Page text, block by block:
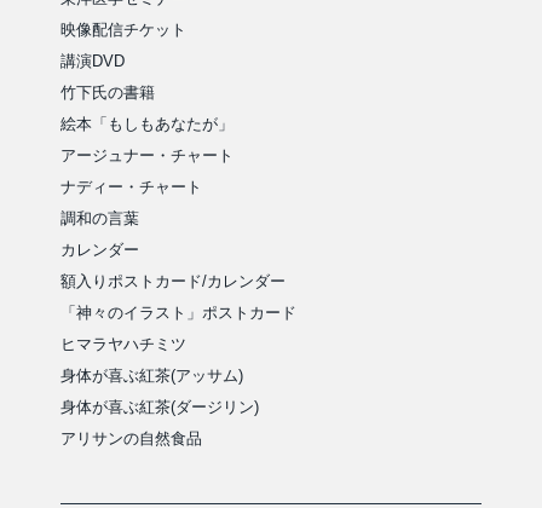
映像配信チケット
講演DVD
竹下氏の書籍
絵本「もしもあなたが」
アージュナー・チャート
ナディー・チャート
調和の言葉
カレンダー
額入りポストカード/カレンダー
「神々のイラスト」ポストカード
ヒマラヤハチミツ
身体が喜ぶ紅茶(アッサム)
身体が喜ぶ紅茶(ダージリン)
アリサンの自然食品